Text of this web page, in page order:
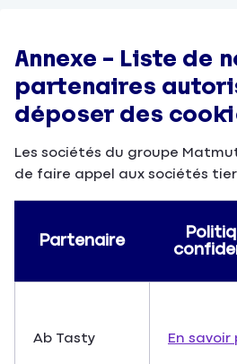
Annexe – Liste de
partenaires
déposer des
Les sociétés du groupe
de faire appel aux sociétés
Partenaire
Ab Tasty En savoir